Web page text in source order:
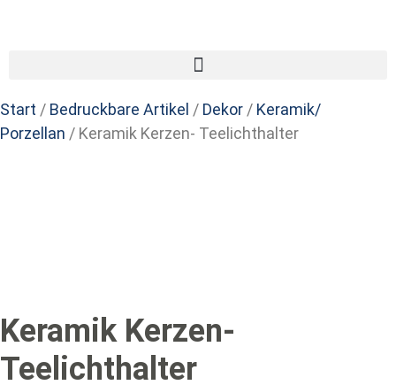
Start / Bedruckbare Artikel / Dekor / Keramik/
Porzellan / Keramik Kerzen- Teelichthalter
Keramik Kerzen-
Teelichthalter